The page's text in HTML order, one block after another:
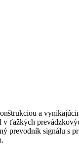
a
v ťažkých
prevodník signálu s